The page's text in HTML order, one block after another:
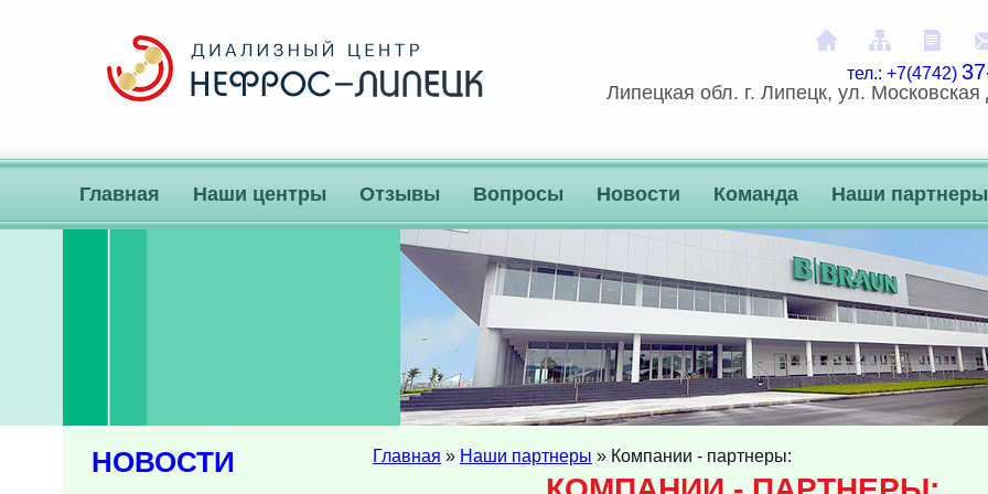
На главную
Карта
тел.: +7(4742)
Липецкая обл. г. Липецк, ул.
Главная Наши центры Отзывы Вопросы Новости Команда Наши партнеры
Главная » Наши партнеры » Компании - партнеры:
НОВОСТИ